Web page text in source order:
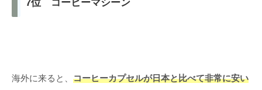
7位 コーヒーマシーン
海外に来ると、 コーヒーカプセルが日本と比べて非常に安い